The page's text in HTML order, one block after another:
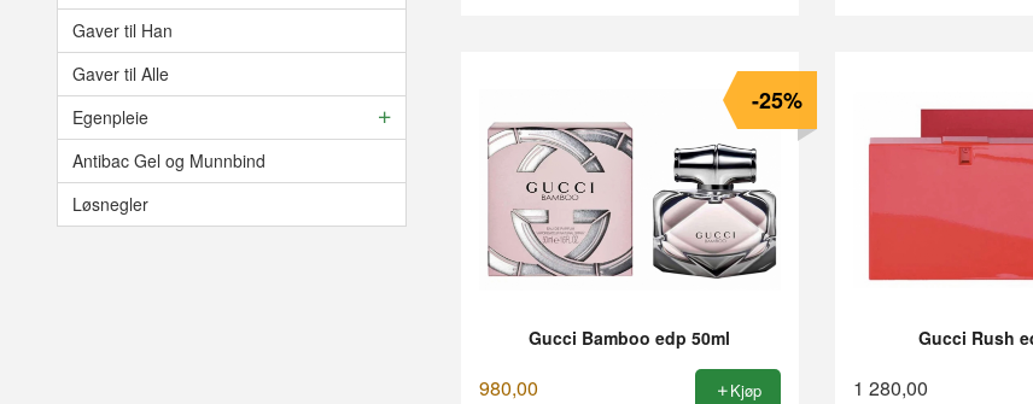
Gaver til Han
Gaver til Alle
Egenpleie
Antibac Gel og Munnbind
Løsnegler
Gucci Bamboo edp 50ml
980,00
-25%
Kjøp
Gucci Rush
1 280,00